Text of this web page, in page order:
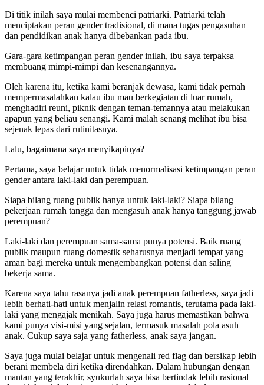
Di titik inilah saya mulai membenci patriarki. Patriarki telah
menciptakan peran gender tradisional, di mana tugas pengasuhan
dan pendidikan anak hanya dibebankan pada ibu.
Gara-gara ketimpangan peran gender inilah, ibu saya terpaksa
membuang mimpi-mimpi dan kesenangannya.
Oleh karena itu, ketika kami beranjak dewasa, kami tidak pernah
mempermasalahkan kalau ibu mau berkegiatan di luar rumah,
menghadiri reuni, piknik dengan teman-temannya atau melakukan
apapun yang beliau senangi. Kami malah senang melihat ibu bisa
sejenak lepas dari rutinitasnya.
Lalu, bagaimana saya menyikapinya?
Pertama, saya belajar untuk tidak menormalisasi ketimpangan peran
gender antara laki-laki dan perempuan.
Siapa bilang ruang publik hanya untuk laki-laki? Siapa bilang
pekerjaan rumah tangga dan mengasuh anak hanya tanggung jawab
perempuan?
Laki-laki dan perempuan sama-sama punya potensi. Baik ruang
publik maupun ruang domestik seharusnya menjadi tempat yang
aman bagi mereka untuk mengembangkan potensi dan saling
bekerja sama.
Karena saya tahu rasanya jadi anak perempuan fatherless, saya jadi
lebih berhati-hati untuk menjalin relasi romantis, terutama pada laki-
laki yang mengajak menikah. Saya juga harus memastikan bahwa
kami punya visi-misi yang sejalan, termasuk masalah pola asuh
anak. Cukup saya saja yang fatherless, anak saya jangan.
Saya juga mulai belajar untuk mengenali red flag dan bersikap lebih
berani membela diri ketika direndahkan. Dalam hubungan dengan
mantan yang terakhir, syukurlah saya bisa bertindak lebih rasional